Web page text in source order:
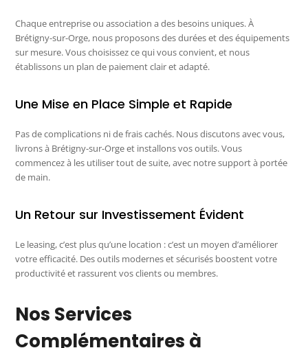
Chaque entreprise ou association a des besoins uniques. À
Brétigny-sur-Orge, nous proposons des durées et des équipements
sur mesure. Vous choisissez ce qui vous convient, et nous
établissons un plan de paiement clair et adapté.
Une Mise en Place Simple et Rapide
Pas de complications ni de frais cachés. Nous discutons avec vous,
livrons à Brétigny-sur-Orge et installons vos outils. Vous
commencez à les utiliser tout de suite, avec notre support à portée
de main.
Un Retour sur Investissement Évident
Le leasing, c’est plus qu’une location : c’est un moyen d’améliorer
votre efficacité. Des outils modernes et sécurisés boostent votre
productivité et rassurent vos clients ou membres.
Nos Services
Complémentaires à